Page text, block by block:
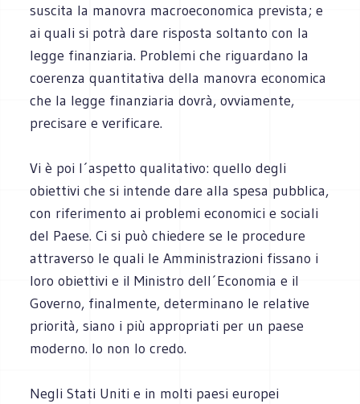
suscita la manovra macroeconomica prevista; e
ai quali si potrà dare risposta soltanto con la
legge finanziaria. Problemi che riguardano la
coerenza quantitativa della manovra economica
che la legge finanziaria dovrà, ovviamente,
precisare e verificare.
Vi è poi l´aspetto qualitativo: quello degli
obiettivi che si intende dare alla spesa pubblica,
con riferimento ai problemi economici e sociali
del Paese. Ci si può chiedere se le procedure
attraverso le quali le Amministrazioni fissano i
loro obiettivi e il Ministro dell´Economia e il
Governo, finalmente, determinano le relative
priorità, siano i più appropriati per un paese
moderno. Io non lo credo.
Negli Stati Uniti e in molti paesi europei